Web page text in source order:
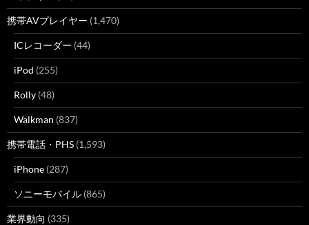
携帯AVプレイヤー (1,470)
ICレコーダー (44)
iPod (255)
Rolly (48)
Walkman (837)
携帯電話・PHS (1,593)
iPhone (287)
ソニーモバイル (865)
業界動向 (335)